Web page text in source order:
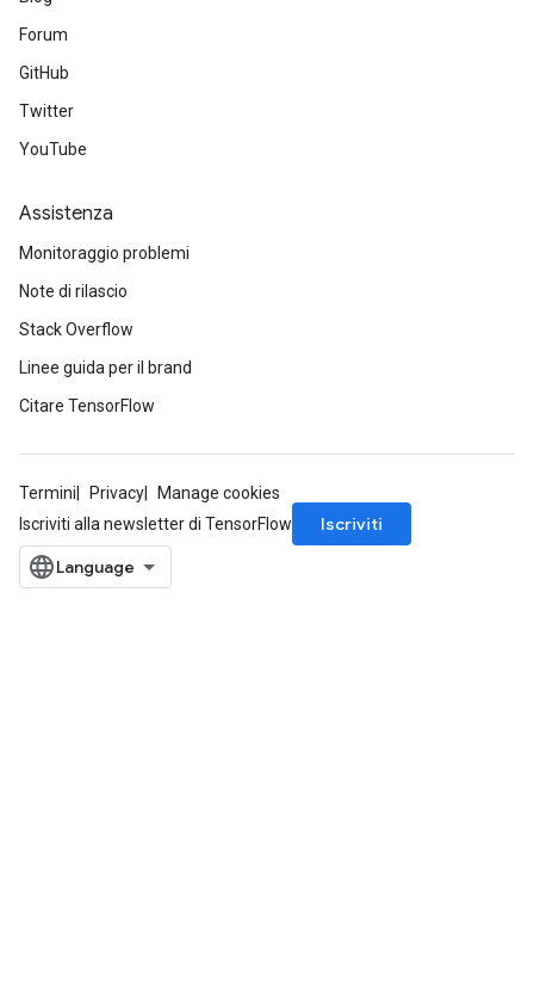
Forum
GitHub
Twitter
YouTube
Assistenza
Monitoraggio problemi
Note di rilascio
Stack Overflow
Linee guida per il brand
Citare TensorFlow
Termini Privacy
Manage cookies
Iscriviti alla newsletter di TensorFlow
Iscriviti